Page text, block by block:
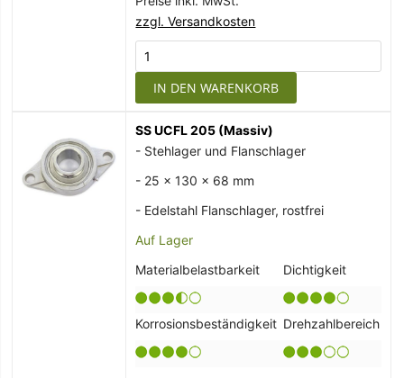
zzgl. Versandkosten
IN DEN WARENKORB
SS UCFL 205 (Massiv)
- Stehlager und Flanschlager
- 25 x 130 x 68 mm
- Edelstahl Flanschlager, rostfrei
Auf Lager
Materialbelastbarkeit
Dichtigkeit
Korrosionsbeständigkeit Drehzahlbereich